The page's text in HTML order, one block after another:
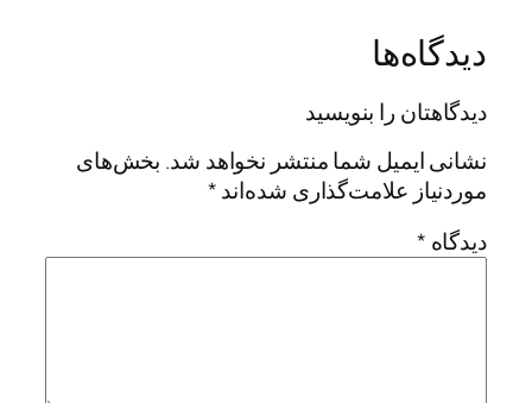
دیدگاه‌ها
دیدگاهتان را بنویسید
نشانی ایمیل شما منتشر نخواهد شد. بخش‌های
موردنیاز علامت‌گذاری شده‌اند*
دیدگاه *